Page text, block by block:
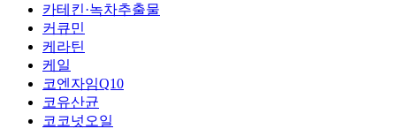
카테킨·녹차추출물
커큐민
케라틴
케일
코엔자임Q10
코유산균
코코넛오일